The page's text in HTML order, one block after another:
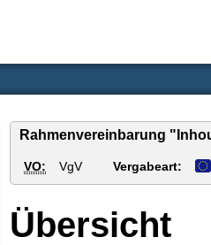
Rahmenvereinbarung
VO: VgV Vergabeart:
Übersicht